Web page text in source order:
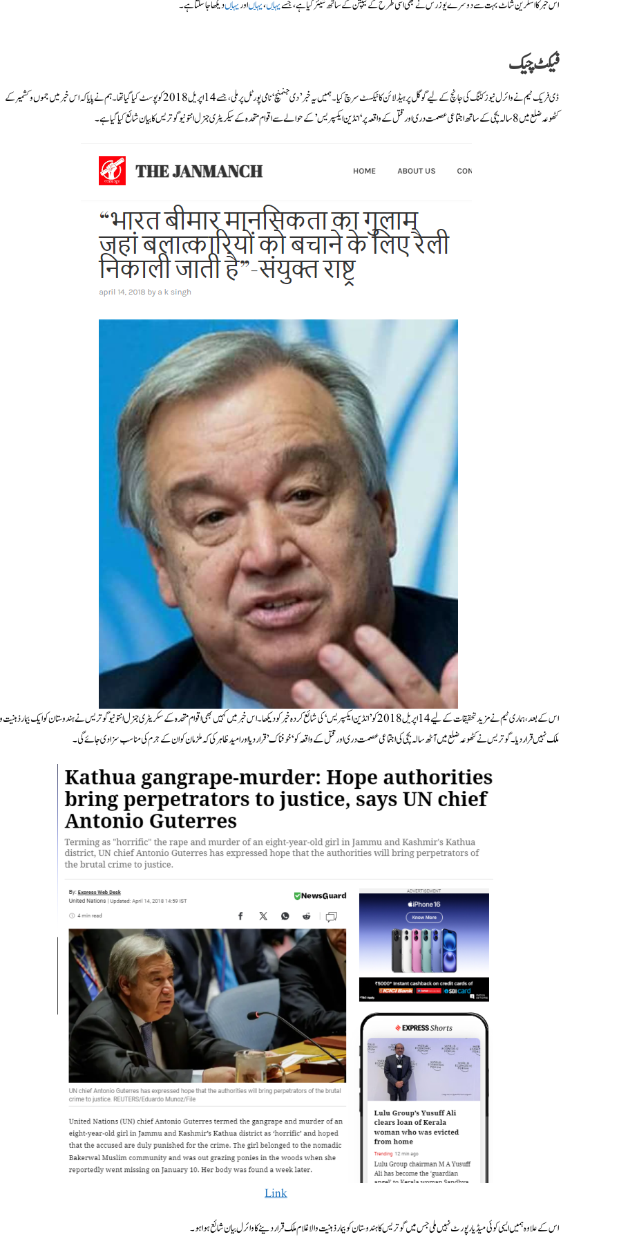
اس خبر کا اسکرین شاٹ بہت سے دوسرے یوزرس نے بھی اسی طرح کے کیپشن کے ساتھ شیئر کیا ہے، جسےیہاں،یہاںاوریہاںدیکھا جا سکتا ہے۔
فیکٹ چیک
ڈی فریک ٹیم نے وائرل نیوز کٹنگ کی جانچ کے لیے گوگل پر ہیڈلائن کا ٹیکسٹ سرچ کیا۔ ہمیں یہ خبر ’دی جنمنچ‘ نامی پورٹل پر ملی، جسے 14 اپریل 2018 کو پوسٹ کیا گیا تھا۔ ہم نے پایا کہ اس خبر میں جموں و کشمیر کے
کٹھوعہ ضلع میں 8 سالہ بچی کے ساتھ اجتماعی عصمت دری اور قتل کے واقعہ پر ‘انڈین ایکسپریس’ کے حوالے سے اقوام متحدہ کے سیکریٹری جنرل انتونیو گوتریس کا بیان شائع کیا گیا ہے۔
اس کے بعد، ہماری ٹیم نے مزید تحقیقات کے لیے 14 اپریل 2018 کو ’انڈین ایکسپریس‘ کی شائع کردہ خبر کو دیکھا۔ اس خبر میں کہیں بھی اقوام متحدہ کے سکریٹری جنرل انتونیو گوتریس نے ہندوستان کو ایک بیمار
ملک نہیں قرار دیا۔ گوتریس نے کٹھوعہ ضلع میں آٹھ سالہ بچی کی اجتماعی عصمت دری اور قتل کے واقعہ کو ‘خوفناک’ قرار دیا اور امید ظاہر کی کہ ملزمان کو ان کے جرم کی مناسب سزا دی جائے گی۔
Link
اس کے علاوہ ہمیں ایسی کوئی میڈیا رپورٹ نہیں ملی جس میں گوتریس کا ہندوستان کو بیمار ذہنیت والا غلام ملک قرار دینے کا وائرل بیان شائع ہوا ہو۔